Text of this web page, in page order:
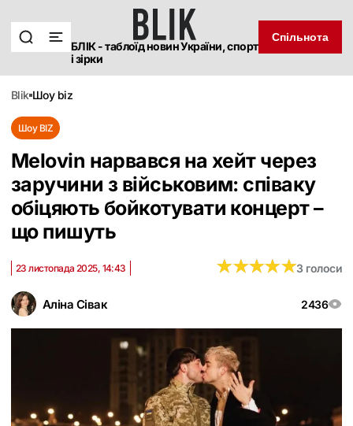
БЛІК - таблоїд новин України, спорт
і зірки
Спільнота
blik шоу biz
Шоу BIZ
Melovin нарвався на хейт через
заручини з військовим: співаку
обіцяють бойкотувати концерт –
що пишуть
Аліна Сівак 2436
23 листопада 2025, 14:43 ★★★★★
★★★★★3 голоси